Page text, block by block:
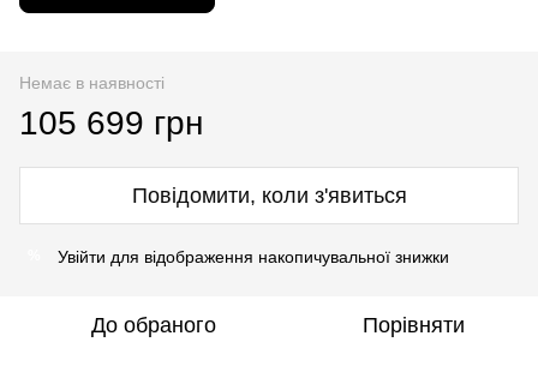
Немає в наявності
105 699 грн
Повідомити, коли з'явиться
Увійти для відображення накопичувальної знижки
До обраного Порівняти